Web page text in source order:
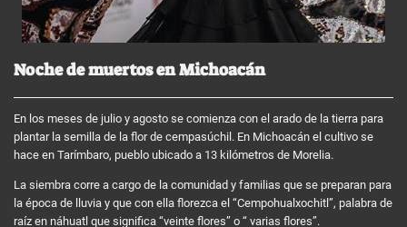
Noche de muertos en Michoacán
En los meses de julio y agosto se comienza con el arado de la tierra para
plantar la semilla de la flor de cempasúchil. En Michoacán el cultivo se
hace en Tarímbaro, pueblo ubicado a 13 kilómetros de Morelia.
La siembra corre a cargo de la comunidad y familias que se preparan para
la época de lluvia y que con ella florezca el “Cempohualxochitl”, palabra de
raíz en náhuatl que significa “veinte flores” o “ varias flores”.